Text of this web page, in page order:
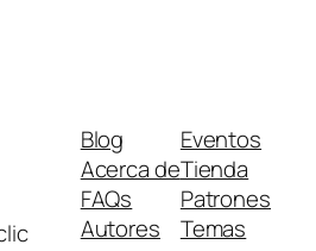
Blog
Acerca de
FAQs
Autores
Eventos
Tienda
Patrones
Temas